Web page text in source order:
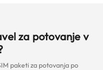
za potovanje v
paketi za potovanja po